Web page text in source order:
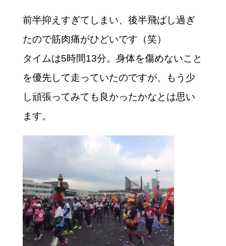
前半抑えすぎてしまい、後半飛ばし過ぎ
たので筋肉痛がひどいです（笑）
タイムは5時間13分。身体を傷めないこと
を優先して走っていたのですが、もう少
し頑張ってみても良かったかなとは思い
ます。